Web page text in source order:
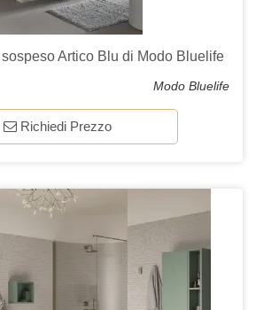
Artico Blu di Modo Bluelife
Modo Bluelife
Richiedi Prezzo